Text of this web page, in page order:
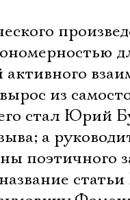
из
стал Юрий
а
поэтичного
статьи